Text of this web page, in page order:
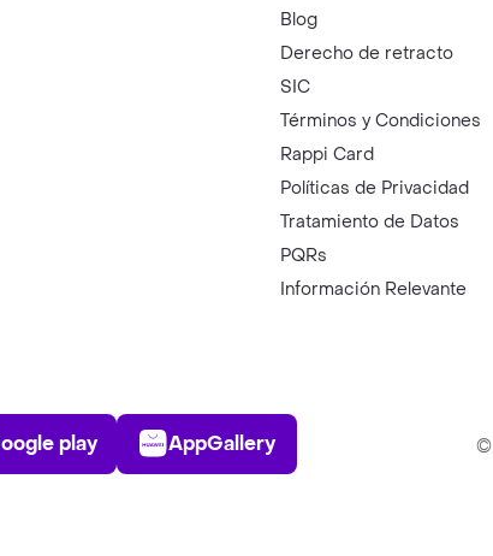
Blog
Derecho de retracto
SIC
Términos y Condiciones
Rappi Card
Políticas de Privacidad
Tratamiento de Datos
PQRs
Información Relevante
Play Store
play
AppGallery
AppGallery ©